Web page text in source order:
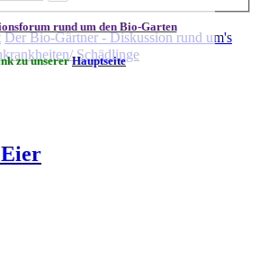
rund um den Bio-Garten
zu unsererHauptseite
Der Bio-Gärtner - Diskussion rund um's
Schädlinge